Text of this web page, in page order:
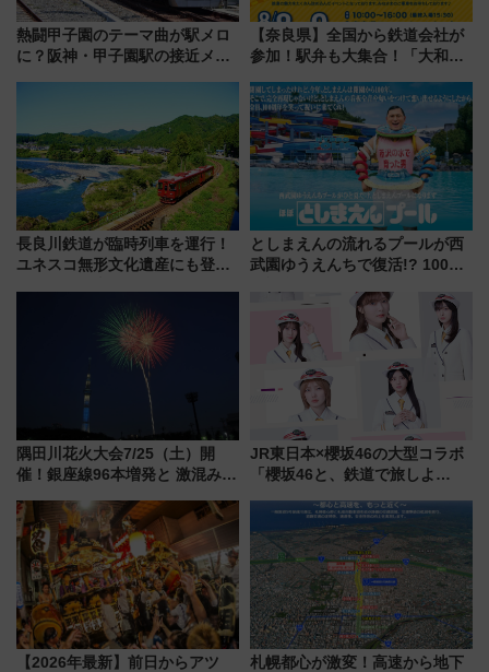
熱闘甲子園のテーマ曲が駅メロ
に？阪神・甲子園駅の接近メロ
【奈良県】全国から鉄道会社が
参加！駅弁も大集合！「大和鉄
に開催決定
長良川鉄道が臨時列車を運行！
ユネスコ無形文化遺産にも登録
に 乗車には予約が必要
としまえんの流れるプールが西
武園ゆうえんちで復活!? 100周
イダー」に注目 2026年夏は所
沢へ遊びに行こう
隅田川花火大会7/25（土）開
催！銀座線96本増発と 激混みの
アクセス攻略法、2万発の花火が
都心の夜に！
JR東日本×櫻坂46の大型コラボ
「櫻坂46と、鉄道で旅しよ
潟・長野・庄内へ
【2026年最新】前日からアツ
札幌都心が激変！高速から地下